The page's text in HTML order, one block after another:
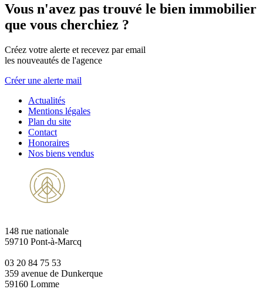
Vous n'avez pas trouvé le bien immobilier
que vous cherchiez ?
Créez votre alerte et recevez par email
les nouveautés de l'agence
Créer une alerte mail
Actualités
Mentions légales
Plan du site
Contact
Honoraires
Nos biens vendus
148 rue nationale
59710 Pont-à-Marcq
03 20 84 75 53
359 avenue de Dunkerque
59160 Lomme